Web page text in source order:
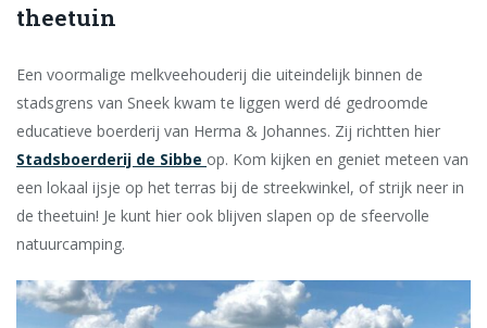
theetuin
Een voormalige melkveehouderij die uiteindelijk binnen de
stadsgrens van Sneek kwam te liggen werd dé gedroomde
educatieve boerderij van Herma & Johannes. Zij richtten hier
Stadsboerderij de Sibbe op. Kom kijken en geniet meteen van
een lokaal ijsje op het terras bij de streekwinkel, of strijk neer in
de theetuin! Je kunt hier ook blijven slapen op de sfeervolle
natuurcamping.